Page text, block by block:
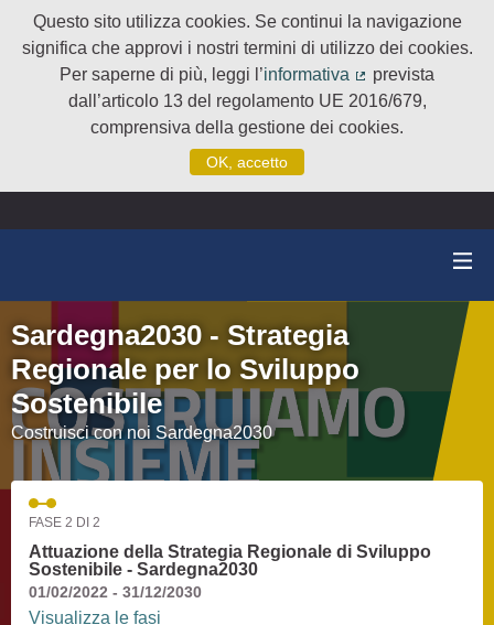
Questo sito utilizza cookies. Se continui la navigazione
significa che approvi i nostri termini di utilizzo dei cookies.
Per saperne di più, leggi l’informativa
(Collegamento
prevista
dall’articolo 13 del regolamento UE 2016/679,
comprensiva della gestione dei cookies.
OK, accetto
Sardegna2030 - Strategia
Regionale per lo Sviluppo
Sostenibile
Costruisci con noi Sardegna2030
FASE 2 DI 2
Attuazione della Strategia Regionale di Sviluppo
Sostenibile - Sardegna2030
01/02/2022 - 31/12/2030
Visualizza le fasi